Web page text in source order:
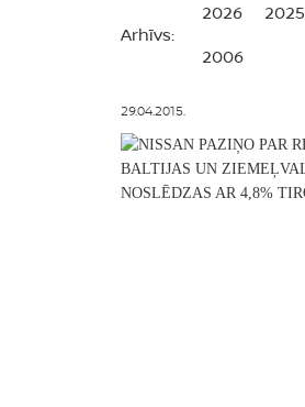
Arhīvs:
2026 2025
2006
29.04.2015.